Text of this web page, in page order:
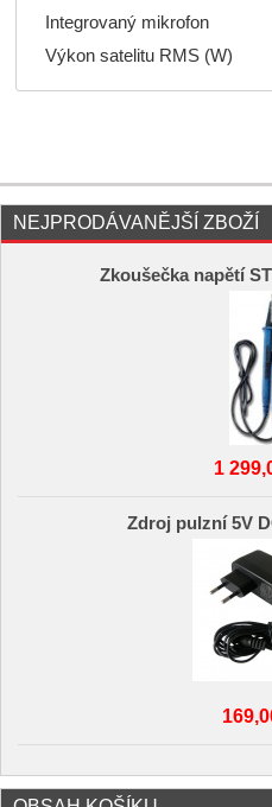
Integrovaný mikrofon
Výkon satelitu RMS (W)
NEJPRODÁVANĚJŠÍ ZBOŽÍ
Zkoušečka napětí
1
Zdroj pulzní 5V